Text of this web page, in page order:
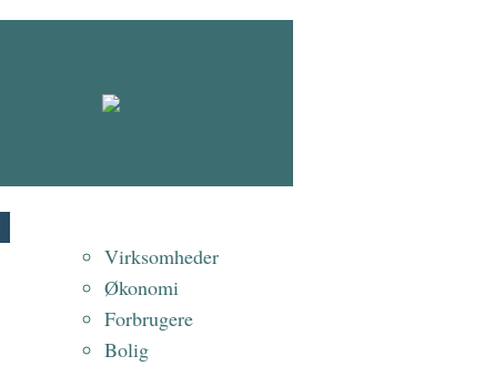
Virksomheder
Økonomi
Forbrugere
Bolig